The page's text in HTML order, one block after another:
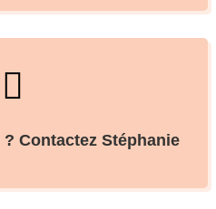

Contactez Stéphanie